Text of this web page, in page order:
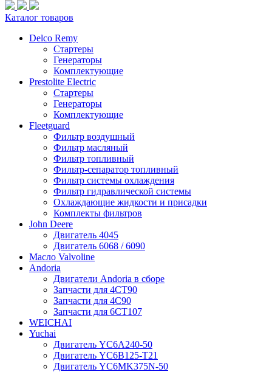
Каталог товаров
Delco Remy
Стартеры
Генераторы
Комплектующие
Prestolite Electric
Стартеры
Генераторы
Комплектующие
Fleetguard
Фильтр воздушный
Фильтр масляный
Фильтр топливный
Фильтр-сепаратор топливный
Фильтр системы охлаждения
Фильтр гидравлической системы
Охлаждающие жидкости и присадки
Комплекты фильтров
John Deere
Двигатель 4045
Двигатель 6068 / 6090
Масло Valvoline
Andoria
Двигатели Andoria в сборе
Запчасти для 4CT90
Запчасти для 4С90
Запчасти для 6CT107
WEICHAI
Yuchai
Двигатель YC6A240-50
Двигатель YC6B125-T21
Двигатель YC6MK375N-50